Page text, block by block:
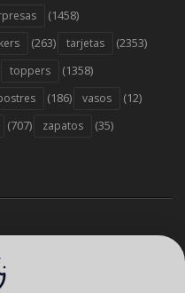
(1458)
(263) tarjetas (2353)
toppers (1358)
(186) vasos (12)
(707) zapatos (35)